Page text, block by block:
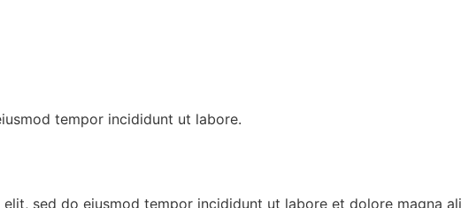
tempor incididunt ut labore.
sed do eiusmod tempor incididunt ut labore et dolore magna